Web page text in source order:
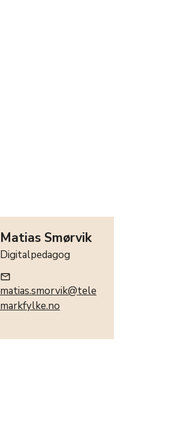
Matias Smørvik
Digitalpedagog
mail_outline
matias.smorvik@tele
markfylke.no